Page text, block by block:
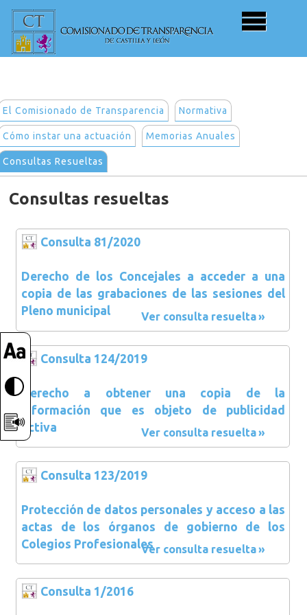
El Comisionado de Transparencia Normativa
Cómo instar una actuación Memorias Anuales
Consultas Resueltas
Consultas resueltas
Consulta 81/2020
Derecho de los Concejales a acceder a una
copia de las grabaciones de las sesiones del
Pleno municipal
Ver consulta resuelta
Consulta 124/2019
Derecho a obtener una copia de la
información que es objeto de publicidad
activa
Ver consulta resuelta
Consulta 123/2019
Protección de datos personales y acceso a las
actas de los órganos de gobierno de los
Colegios ProfesionalesVer consulta resuelta
Consulta 1/2016